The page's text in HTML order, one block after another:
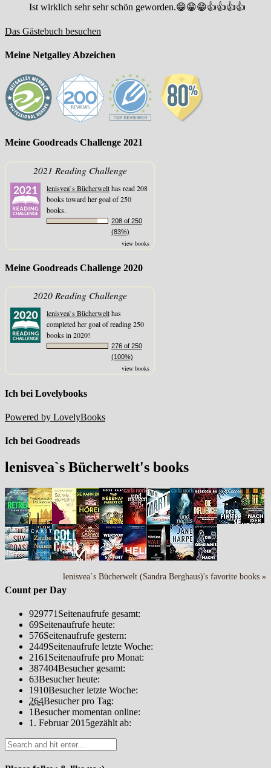
Ist wirklich sehr sehr schön geworden.😁😁😁👍👍👍👍
Das Gästebuch besuchen
Meine Netgalley Abzeichen
Meine Goodreads Challenge 2021
2021 Reading Challenge
lenisvea`s Bücherwelthas read 208
books toward her goal of 250
books.
208 of 250
(83%)
view books
Meine Goodreads Challenge 2020
2020 Reading Challenge
lenisvea`s Bücherwelthas
completed her goal of reading 250
books in 2020!
276 of 250
(100%)
view books
Ich bei Lovelybooks
Powered by LovelyBooks
Ich bei Goodreads
lenisvea`s Bücherwelt's books
lenisvea`s Bücherwelt (Sandra Berghaus)'s favorite books »
Count per Day
929771 Seitenaufrufe gesamt:
69Seitenaufrufe heute:
576Seitenaufrufe gestern:
2449Seitenaufrufe letzte Woche:
2161 Seitenaufrufe pro Monat:
387404Besucher gesamt:
63Besucher heute:
1910Besucher letzte Woche:
264Besucher pro Tag:
1Besucher momentan online:
1. Februar 2015gezählt ab: